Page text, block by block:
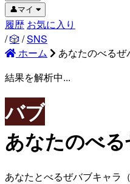
👤マイ
履歴 お気に入り
/🎲 /SNS
ホーム
あなたのべるぜ
結果を解析中...
バブ
あなたのべ
あなたとべるぜバブキャラ